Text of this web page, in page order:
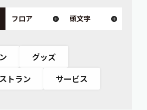
フロア 頭文字
グッズ
トラン
サービス